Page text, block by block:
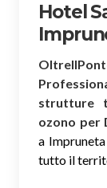
Hotel
strutture
ozono per
a
tutto il